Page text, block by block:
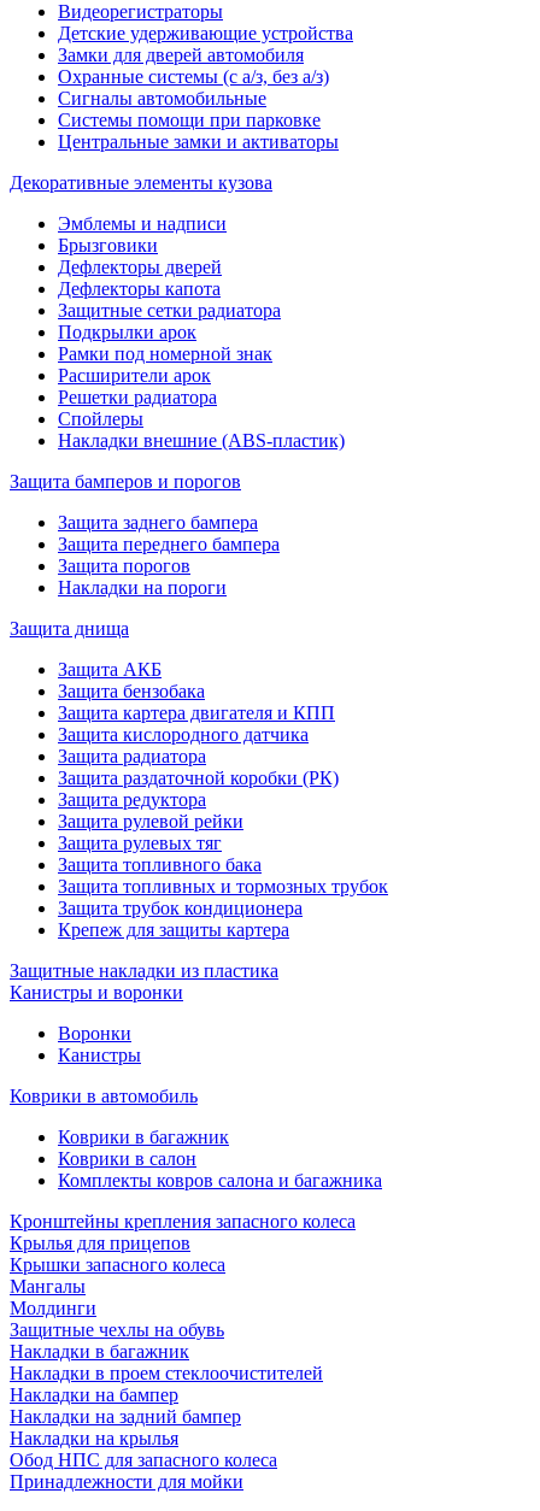
Видеорегистраторы
Детские удерживающие устройства
Замки для дверей автомобиля
Охранные системы (с а/з, без а/з)
Сигналы автомобильные
Системы помощи при парковке
Центральные замки и активаторы
Декоративные элементы кузова
Эмблемы и надписи
Брызговики
Дефлекторы дверей
Дефлекторы капота
Защитные сетки радиатора
Подкрылки арок
Рамки под номерной знак
Расширители арок
Решетки радиатора
Спойлеры
Накладки внешние (ABS-пластик)
Защита бамперов и порогов
Защита заднего бампера
Защита переднего бампера
Защита порогов
Накладки на пороги
Защита днища
Защита АКБ
Защита бензобака
Защита картера двигателя и КПП
Защита кислородного датчика
Защита радиатора
Защита раздаточной коробки (РК)
Защита редуктора
Защита рулевой рейки
Защита рулевых тяг
Защита топливного бака
Защита топливных и тормозных трубок
Защита трубок кондиционера
Крепеж для защиты картера
Защитные накладки из пластика
Канистры и воронки
Воронки
Канистры
Коврики в автомобиль
Коврики в багажник
Коврики в салон
Комплекты ковров салона и багажника
Кронштейны крепления запасного колеса
Крылья для прицепов
Крышки запасного колеса
Мангалы
Молдинги
Защитные чехлы на обувь
Накладки в багажник
Накладки в проем стеклоочистителей
Накладки на бампер
Накладки на задний бампер
Накладки на крылья
Обод НПС для запасного колеса
Принадлежности для мойки